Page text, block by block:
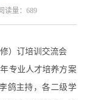
量： 689
）订培训交流会
专业人才培养方案
鸽主持，各二级学